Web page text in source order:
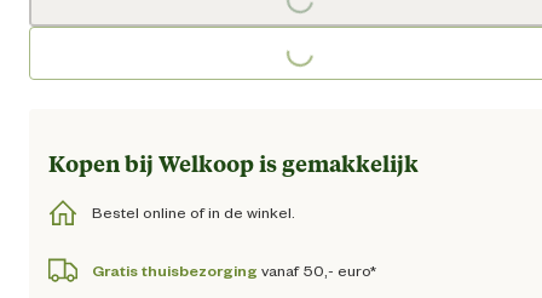
Loading...
Loading...
Kopen bij Welkoop is gemakkelijk
Bestel online of in de winkel.
Gratis thuisbezorging vanaf 50,- euro*